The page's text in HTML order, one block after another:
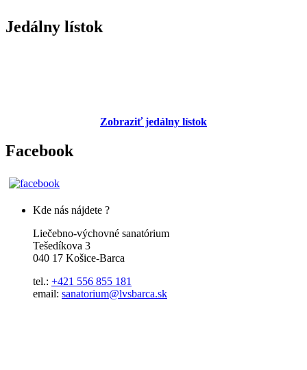
Jedálny lístok
Zobraziť jedálny lístok
Facebook
Kde nás nájdete ?
Liečebno-výchovné sanatórium
Tešedíkova 3
040 17 Košice-Barca
tel.: +421 556 855 181
email: sanatorium@lvsbarca.sk